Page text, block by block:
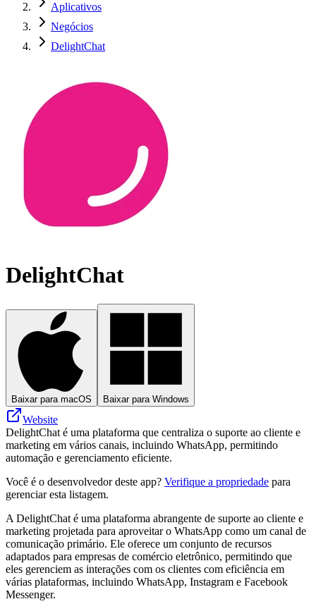
Aplicativos
Negócios
DelightChat
DelightChat
Baixar para macOS Baixar para Windows
Website
DelightChat é uma plataforma que centraliza o suporte ao cliente e
marketing em vários canais, incluindo WhatsApp, permitindo
automação e gerenciamento eficiente.
Você é o desenvolvedor deste app? Verifique a propriedade para
gerenciar esta listagem.
A DelightChat é uma plataforma abrangente de suporte ao cliente e
marketing projetada para aproveitar o WhatsApp como um canal de
comunicação primário. Ele oferece um conjunto de recursos
adaptados para empresas de comércio eletrônico, permitindo que
eles gerenciem as interações com os clientes com eficiência em
várias plataformas, incluindo WhatsApp, Instagram e Facebook
Messenger.